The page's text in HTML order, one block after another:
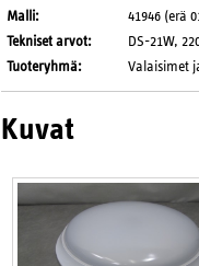
Malli:
41946 (erä
Tekniset arvot:
DS-21W,
Tuoteryhmä: Valaisimet
Kuvat